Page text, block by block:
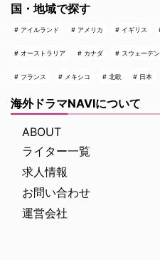
国・地域で探す
アイルランド アメリカ イギリス
オーストラリア カナダ スウェーデン
フランス メキシコ 北欧 日本
海外ドラマNAVIについて
ABOUT
ライター一覧
求人情報
お問い合わせ
運営会社